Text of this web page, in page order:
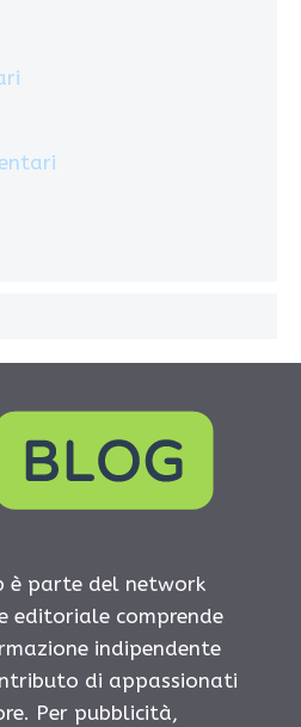
è parte del network
editoriale comprende
indipendente
di appassionati
Per pubblicità,